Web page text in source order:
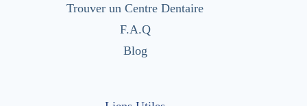
Trouver un Centre Dentaire
F.A.Q
Blog